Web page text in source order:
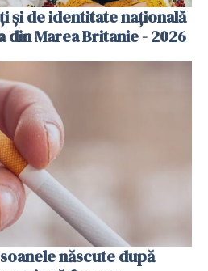
și de identitate națională
Marea Britanie - 2026
născute după